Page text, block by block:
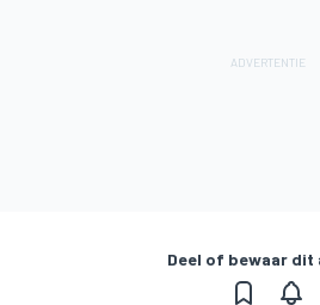
Deel of bewaar dit